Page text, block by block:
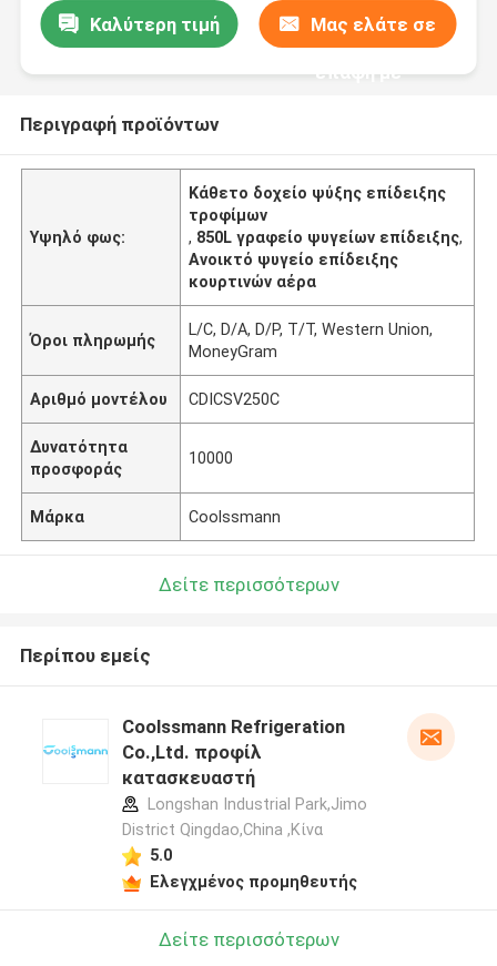
Καλύτερη τιμή Μας ελάτε σε
επαφή με
Περιγραφή προϊόντων
Υψηλό φως:
Κάθετο δοχείο ψύξης επίδειξης
τροφίμων
, 850L γραφείο ψυγείων επίδειξης,
Ανοικτό ψυγείο επίδειξης
κουρτινών αέρα
Όροι πληρωμής
L/C, D/A, D/P, T/T, Western Union,
MoneyGram
Αριθμό μοντέλου CDICSV250C
Δυνατότητα
προσφοράς
10000
Μάρκα Coolssmann
Δείτε περισσότερων
Περίπου εμείς
Coolssmann Refrigeration
Co.,Ltd. προφίλ
κατασκευαστή
Longshan Industrial Park,Jimo
District Qingdao,China ,Κίνα
5.0
Ελεγχμένος προμηθευτής
Δείτε περισσότερων